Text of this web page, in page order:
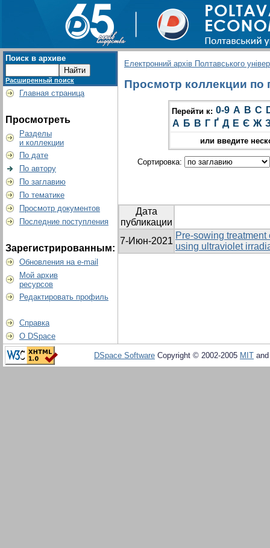
Поиск в архиве
Расширенный поиск
Главная страница
Просмотреть
Разделы
и коллекции
По дате
По автору
По заглавию
По тематике
Просмотр документов
Последние поступления
Зарегистрированным:
Обновления на e-mail
Мой архив
ресурсов
Редактировать профиль
Справка
О DSpace
Електронний архів Полтавського
Просмотр коллекции по
Перейти к: 0-9 A B C
А Б В Г Ґ Д Е Є Ж
или введите
Сортировка:
Дата
публикации
7-Июн-2021
Pre-sowing
using ultraviolet
DSpace Software Copyright © 2002-2005 MIT